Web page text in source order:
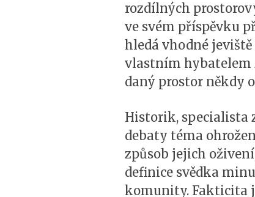
rozdílných
ve svém příspěvku
hledá vhodné
vlastním hybatelem
daný prostor někdy
Historik, specialista
debaty téma
způsob jejich
definice svědka
komunity. Fakticita